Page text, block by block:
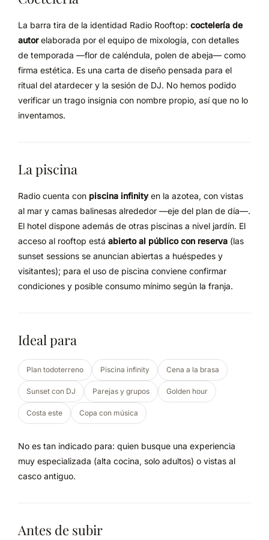
La barra tira de la identidad Radio Rooftop: coctelería de
autorelaborada por el equipo de mixología, con detalles
de temporada —flor de caléndula, polen de abeja— como
firma estética. Es una carta de diseño pensada para el
ritual del atardecer y la sesión de DJ. No hemos podido
verificar un trago insignia con nombre propio, así que no lo
inventamos.
La piscina
Radio cuenta con piscina infinityen la azotea, con vistas
al mar y camas balinesas alrededor —eje del plan de día—.
El hotel dispone además de otras piscinas a nivel jardín. El
acceso al rooftop está abierto al público con reserva(las
sunset sessions se anuncian abiertas a huéspedes y
visitantes); para el uso de piscina conviene confirmar
condiciones y posible consumo mínimo según la franja.
Ideal para
Plan todoterreno Piscina infinity Cena a la brasa
Sunset con DJ Parejas y grupos Golden hour
Costa este Copa con música
No es tan indicado para: quien busque una experiencia
muy especializada (alta cocina, solo adultos) o vistas al
casco antiguo.
Antes de subir